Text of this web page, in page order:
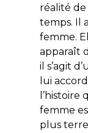
réalité
temps. Il
femme.
apparaît
il s’agit
lui
femme
plus